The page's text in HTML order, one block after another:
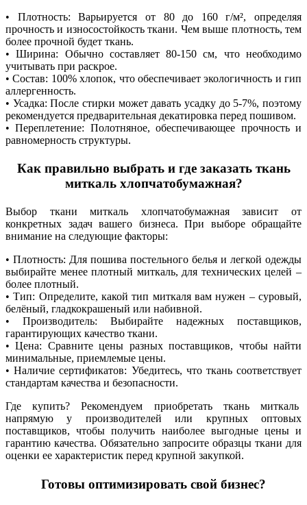
• Плотность: Варьируется от 80 до 160 г/м², определяя
прочность и износостойкость ткани. Чем выше плотность, тем
более прочной будет ткань.
• Ширина: Обычно составляет 80-150 см, что необходимо
учитывать при раскрое.
• Состав: 100% хлопок, что обеспечивает экологичность и гип
аллергенность.
• Усадка: После стирки может давать усадку до 5-7%, поэтому
рекомендуется предварительная декатировка перед пошивом.
• Переплетение: Полотняное, обеспечивающее прочность и
равномерность структуры.
Как правильно выбрать и где заказать ткань
миткаль хлопчатобумажная?
Выбор ткани миткаль хлопчатобумажная зависит от
конкретных задач вашего бизнеса. При выборе обращайте
внимание на следующие факторы:
• Плотность: Для пошива постельного белья и легкой одежды
выбирайте менее плотный миткаль, для технических целей –
более плотный.
• Тип: Определите, какой тип миткаля вам нужен – суровый,
белёный, гладкокрашеный или набивной.
• Производитель: Выбирайте надежных поставщиков,
гарантирующих качество ткани.
• Цена: Сравните цены разных поставщиков, чтобы найти
минимальные, приемлемые цены.
• Наличие сертификатов: Убедитесь, что ткань соответствует
стандартам качества и безопасности.
Где купить? Рекомендуем приобретать ткань миткаль
напрямую у производителей или крупных оптовых
поставщиков, чтобы получить наиболее выгодные цены и
гарантию качества. Обязательно запросите образцы ткани для
оценки ее характеристик перед крупной закупкой.
Готовы оптимизировать свой бизнес?